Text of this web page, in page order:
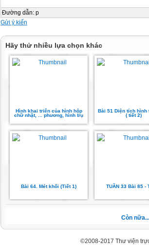
Đường dẫn: p
Gửi ý kiến
Hãy thử nhiều lựa chọn khác
Hình khai triển của hình hộp
chữ nhật, ... phương, hình trụ
Bài 51 Diện tích hình
( tiết 2)
Bài 64. Mét khối (Tiết 1) TUẦN 33 Bài 85 -
Còn nữa...
©2008-2017 Thư viện